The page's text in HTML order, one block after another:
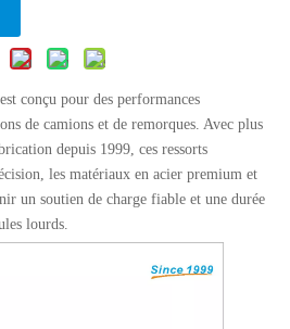
conçu pour des performances
de camions et de remorques. Avec plus
depuis 1999, ces ressorts
les matériaux en acier premium et
un soutien de charge fiable et une durée
lourds.